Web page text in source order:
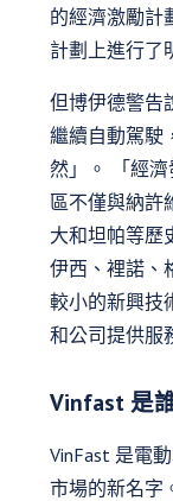
的經濟激勵計
計劃上進行了
但博伊德警告
繼續自動駕駛
然」。 「經
區不僅與納許
大和坦帕等歷
伊西、裡諾、
較小的新興技
和公司提供服
Vinfast 是
VinFast 是電
市場的新名字